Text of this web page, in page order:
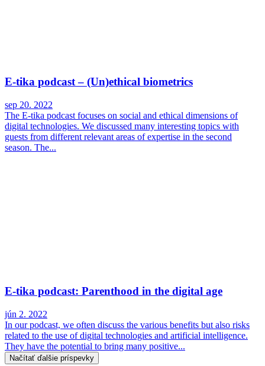
E-tika podcast – (Un)ethical biometrics
sep 20. 2022
The E-tika podcast focuses on social and ethical dimensions of
digital technologies. We discussed many interesting topics with
guests from different relevant areas of expertise in the second
season. The...
E-tika podcast: Parenthood in the digital age
jún 2. 2022
In our podcast, we often discuss the various benefits but also risks
related to the use of digital technologies and artificial intelligence.
They have the potential to bring many positive...
Načítať ďalšie príspevky